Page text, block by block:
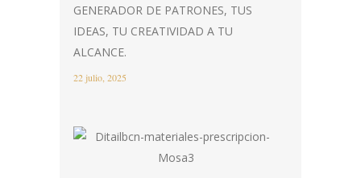
GENERADOR DE PATRONES, TUS
IDEAS, TU CREATIVIDAD A TU
ALCANCE.
22 julio, 2025